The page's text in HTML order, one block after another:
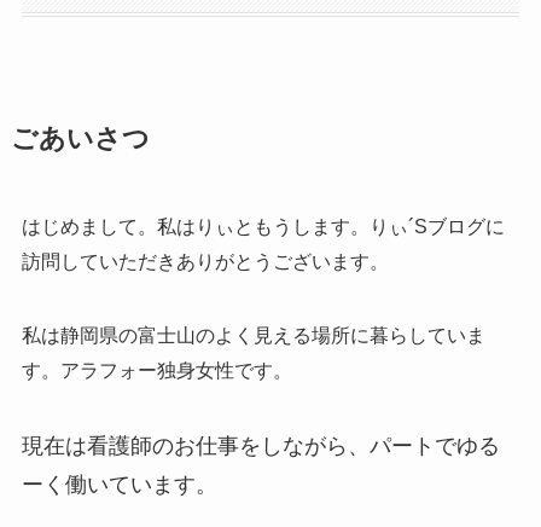
ごあいさつ
はじめまして。私は りぃ ともうします。りぃ´Sブログに
訪問していただきありがとうございます。
私は静岡県の富士山のよく見える場所に暮らしていま
す。アラフォー独身女性です。
現在は看護師のお仕事をしながら、パートでゆる
ーく働いています。